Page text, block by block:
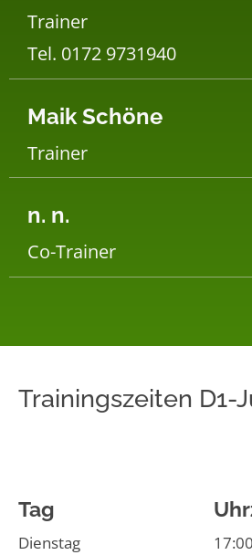
Trainer
Tel. 0172 9731940
Maik Schöne
Trainer
n. n.
Co-Trainer
Trainingszeiten D1-
Tag
Dienstag